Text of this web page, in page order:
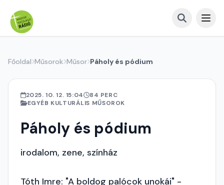
Főoldal Műsorok Műsor Páholy és pódium
2025. 10. 12. 15:04
84 PERC
EGYÉB KULTURÁLIS MŰSOROK
Páholy és pódium
irodalom, zene, színház
Tóth Imre: "A boldog palócok unokái" -